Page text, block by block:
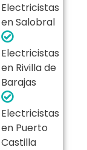
Electricistas
en Salobral
Electricistas
en Rivilla de
Barajas
Electricistas
en Puerto
Castilla